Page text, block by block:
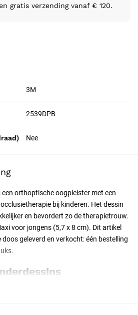
gratis verzending vanaf € 120.
3M
2539DPB
Nee
een orthoptische oogpleister met een
bij kinderen. Het dessin
en bevordert zo de therapietrouw.
voor jongens (5,7 x 8 cm). Dit artikel
geleverd en verkocht: één bestelling
figuren in een uitvoering voor